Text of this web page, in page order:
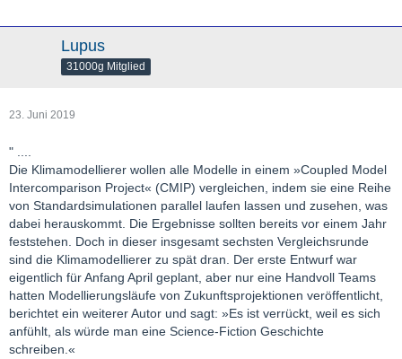
Lupus
31000g Mitglied
23. Juni 2019
" ....
Die Klimamodellierer wollen alle Modelle in einem »Coupled Model
Intercomparison Project« (CMIP) vergleichen, indem sie eine Reihe
von Standardsimulationen parallel laufen lassen und zusehen, was
dabei herauskommt. Die Ergebnisse sollten bereits vor einem Jahr
feststehen. Doch in dieser insgesamt sechsten Vergleichsrunde
sind die Klimamodellierer zu spät dran. Der erste Entwurf war
eigentlich für Anfang April geplant, aber nur eine Handvoll Teams
hatten Modellierungsläufe von Zukunftsprojektionen veröffentlicht,
berichtet ein weiterer Autor und sagt: »Es ist verrückt, weil es sich
anfühlt, als würde man eine Science-Fiction Geschichte
schreiben.«